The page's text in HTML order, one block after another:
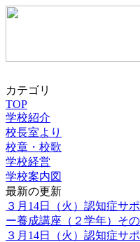
カテゴリ
TOP
学校紹介
校長室より
校章・校歌
学校経営
学校案内図
最新の更新
３月14日（火）認知症サ
ー養成講座（２学年）その
３月14日（火）認知症サ